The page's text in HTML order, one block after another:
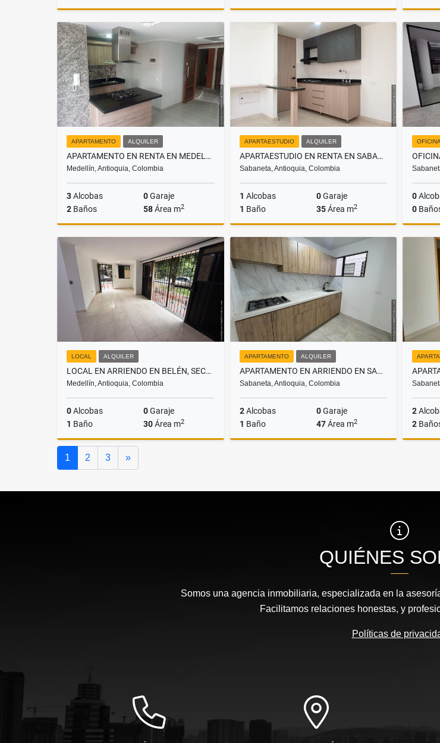
$600.000
Alquiler
APARTAMENTO ALQUILER
APARTAMENTO EN RENTA EN MEDELLÍN, SECTOR ITAGÜÍ
Medellín, Antioquia, Colombia
3Alcobas 0Garaje
2 Baños 58Área m2
Alquiler
$1.700.000
APARTAESTUDIO ALQUILER
APARTAESTUDIO EN RENTA EN SABANETA , SECTOR SABANETA REAL
Sabaneta, Antioquia, Colombia
1 Alcobas 0Garaje
1 Baño 35Área m2
Alquiler
$1.800.000
OFICINA
0
0
LOCAL ALQUILER
LOCAL EN ARRIENDO EN BELÉN, SECTOR LAS PLAYAS
Medellín, Antioquia, Colombia
0Alcobas 0Garaje
1 Baño 30Área m2
APARTAMENTO ALQUILER
APARTAMENTO EN ARRIENDO EN SABANETA, SECTOR SANTA ANA
Sabaneta, Antioquia, Colombia
2Alcobas 0Garaje
1 Baño 47Área m2
2
2
1 2 3 »Siguiente
QUIÉNES
Somos una agencia inmobiliaria, especializada en la
Facilitamos relaciones honestas, y
Políticas de